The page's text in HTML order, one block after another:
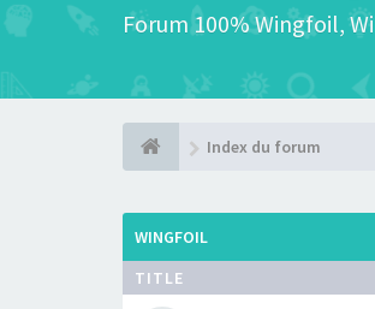
Forum 100% Wingfoil,
Index du forum
WINGFOIL
TITLE